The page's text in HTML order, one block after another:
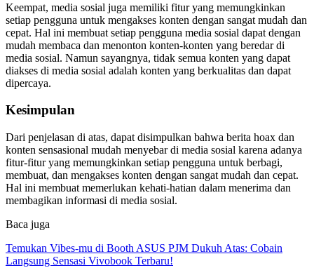
Keempat, media sosial juga memiliki fitur yang memungkinkan
setiap pengguna untuk mengakses konten dengan sangat mudah dan
cepat. Hal ini membuat setiap pengguna media sosial dapat dengan
mudah membaca dan menonton konten-konten yang beredar di
media sosial. Namun sayangnya, tidak semua konten yang dapat
diakses di media sosial adalah konten yang berkualitas dan dapat
dipercaya.
Kesimpulan
Dari penjelasan di atas, dapat disimpulkan bahwa berita hoax dan
konten sensasional mudah menyebar di media sosial karena adanya
fitur-fitur yang memungkinkan setiap pengguna untuk berbagi,
membuat, dan mengakses konten dengan sangat mudah dan cepat.
Hal ini membuat memerlukan kehati-hatian dalam menerima dan
membagikan informasi di media sosial.
Baca juga
Temukan Vibes-mu di Booth ASUS PJM Dukuh Atas: Cobain
Langsung Sensasi Vivobook Terbaru!